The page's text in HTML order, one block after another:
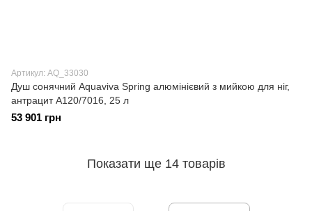
Артикул: AQ_33030
Душ сонячний Aquaviva Spring алюмінієвий з мийкою для ніг,
антрацит A120/7016, 25 л
53 901 грн
Показати ще 14 товарів